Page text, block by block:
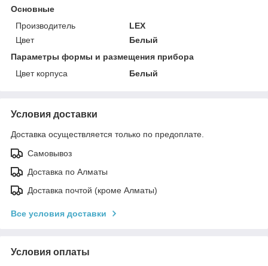
Основные
Производитель
LEX
Цвет
Белый
Параметры формы и размещения прибора
Цвет корпуса
Белый
Условия доставки
Доставка осуществляется только по предоплате.
Самовывоз
Доставка по Алматы
Доставка почтой (кроме Алматы)
Все условия доставки
Условия оплаты